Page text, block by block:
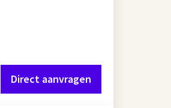
Direct aanvragen